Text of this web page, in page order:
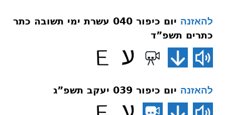
להאזנה
יום כיפור 040 עשרת ימי תשובה כתר
כתרים תשפ”ד
להאזנה יום כיפור 039 יעקב תשפ”ג